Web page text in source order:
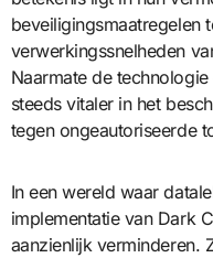
beveiligingsmaatregelen
verwerkingssnelheden
Naarmate de
steeds vitaler in het
tegen ongeautoriseerde
In een wereld waar
implementatie van Dark
aanzienlijk verminderen.